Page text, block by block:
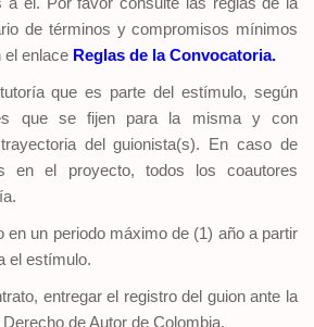
de términos y compromisos mínimos
el enlace Reglas de la Convocatoria.
que es parte del estímulo, según
que se fijen para la misma y con
del guionista(s). En caso de
en el proyecto, todos los coautores
en un periodo máximo de (1) año a partir
el estímulo.
entregar el registro del guion ante la
de Autor de Colombia.